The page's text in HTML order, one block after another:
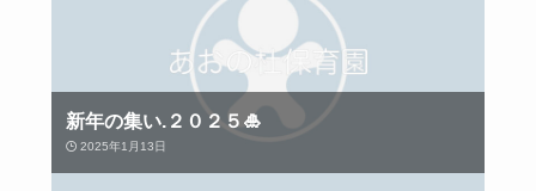
新年の集い.２０２５🎍
2025年1月13日